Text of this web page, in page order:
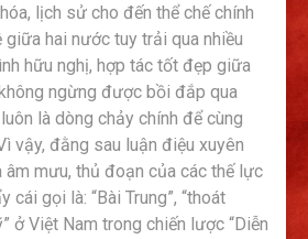
lịch sử cho đến thể chế chính
giữa hai nước tuy trải qua nhiều
hữu nghị, hợp tác tốt đẹp giữa
ngừng được bồi đắp qua
là dòng chảy chính để cùng
vậy, đằng sau luận điệu xuyên
mưu, thủ đoạn của các thế lực
cái gọi là: “Bài Trung”, “thoát
ở Việt Nam trong chiến lược “Diễn